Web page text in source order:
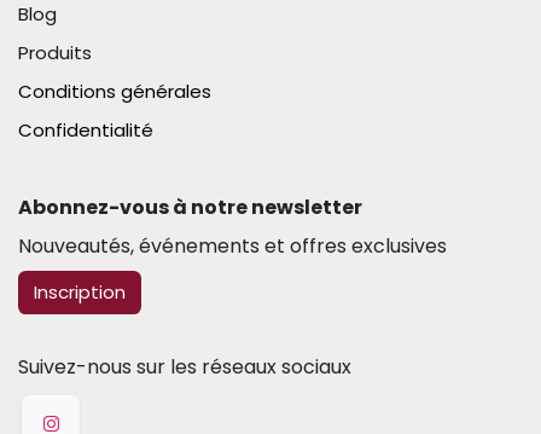
Blog
Produits
Conditions générales
Confidentialité
Abonnez-vous à notre newsletter​
Nouveautés, événements et offres exclusives
​​​​Inscription
Suivez-nous sur les réseaux sociaux